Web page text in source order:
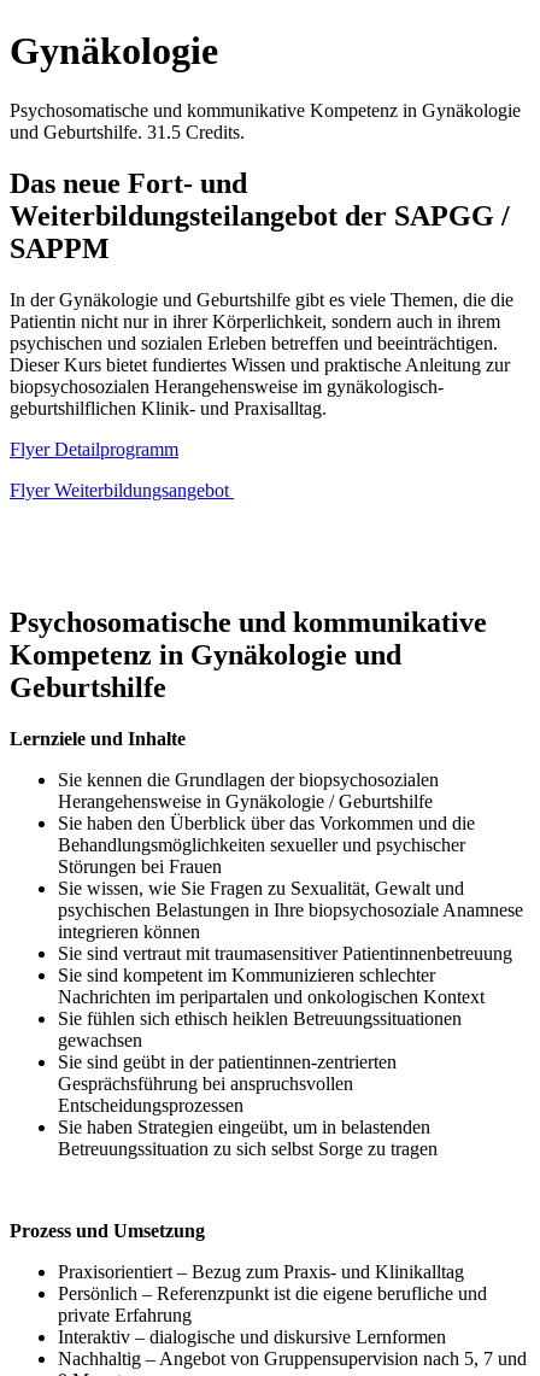
Gynäkologie
Psychosomatische und kommunikative Kompetenz in Gynäkologie
und Geburtshilfe. 31.5 Credits.
Das neue Fort- und
Weiterbildungsteilangebot der SAPGG /
SAPPM
In der Gynäkologie und Geburtshilfe gibt es viele Themen, die die
Patientin nicht nur in ihrer Körperlichkeit, sondern auch in ihrem
psychischen und sozialen Erleben betreffen und beeinträchtigen.
Dieser Kurs bietet fundiertes Wissen und praktische Anleitung zur
biopsychosozialen Herangehensweise im gynäkologisch-
geburtshilflichen Klinik- und Praxisalltag.
Flyer Detailprogramm
Flyer Weiterbildungsangebot
Psychosomatische und kommunikative
Kompetenz in Gynäkologie und
Geburtshilfe
Lernziele und Inhalte
Sie kennen die Grundlagen der biopsychosozialen
Herangehensweise in Gynäkologie / Geburtshilfe
Sie haben den Überblick über das Vorkommen und die
Behandlungsmöglichkeiten sexueller und psychischer
Störungen bei Frauen
Sie wissen, wie Sie Fragen zu Sexualität, Gewalt und
psychischen Belastungen in Ihre biopsychosoziale Anamnese
integrieren können
Sie sind vertraut mit traumasensitiver Patientinnenbetreuung
Sie sind kompetent im Kommunizieren schlechter
Nachrichten im peripartalen und onkologischen Kontext
Sie fühlen sich ethisch heiklen Betreuungssituationen
gewachsen
Sie sind geübt in der patientinnen-zentrierten
Gesprächsführung bei anspruchsvollen
Entscheidungsprozessen
Sie haben Strategien eingeübt, um in belastenden
Betreuungssituation zu sich selbst Sorge zu tragen
Prozess und Umsetzung
Praxisorientiert – Bezug zum Praxis- und Klinikalltag
Persönlich – Referenzpunkt ist die eigene berufliche und
private Erfahrung
Interaktiv – dialogische und diskursive Lernformen
Nachhaltig – Angebot von Gruppensupervision nach 5, 7 und